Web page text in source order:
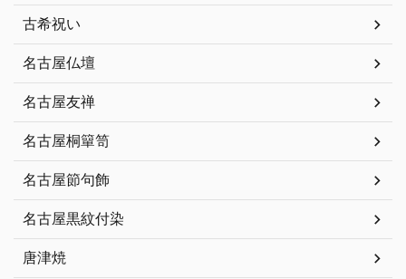
古希祝い
名古屋仏壇
名古屋友禅
名古屋桐簞笥
名古屋節句飾
名古屋黒紋付染
唐津焼